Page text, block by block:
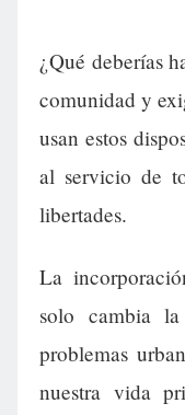
¿Qué deberías
comunidad y
usan estos
al servicio de
libertades.
La
solo cambia
problemas
nuestra vida